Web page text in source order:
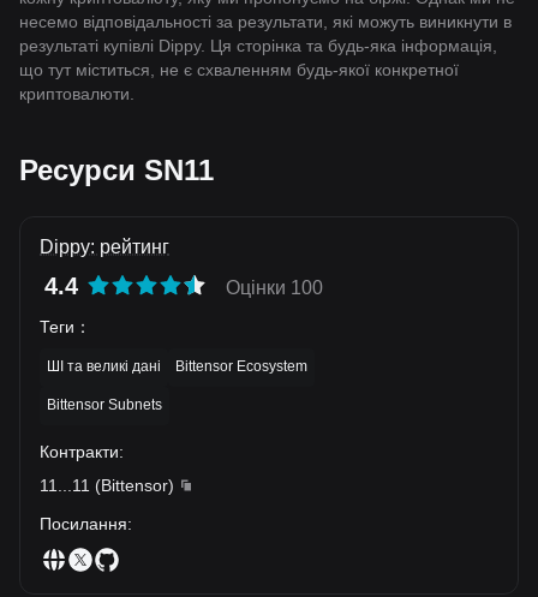
несемо відповідальності за результати, які можуть виникнути в
результаті купівлі Dippy. Ця сторінка та будь-яка інформація,
що тут міститься, не є схваленням будь-якої конкретної
криптовалюти.
Ресурси SN11
Dippy: рейтинг
4.4 Оцінки 100
Теги ：
ШІ та великі дані Bittensor Ecosystem
Bittensor Subnets
Контракти:
11
11 (Bittensor)
Посилання: